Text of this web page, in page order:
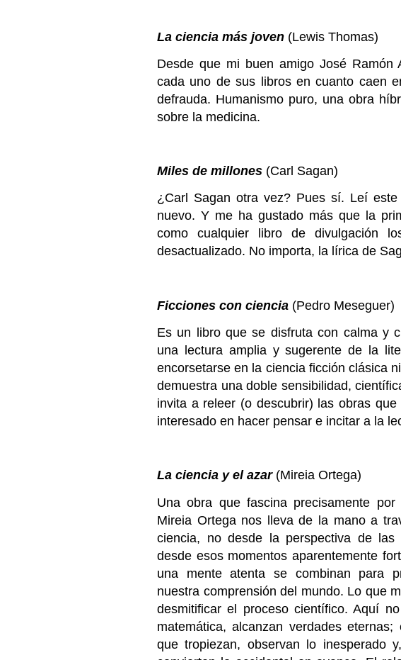
La ciencia más joven (Lewis Thomas)
Desde que mi buen amigo José
cada uno de sus libros en cuanto caen
defrauda. Humanismo puro, una obra
sobre la medicina.
Miles de millones (Carl Sagan)
¿Carl Sagan otra vez? Pues sí. Leí
nuevo. Y me ha gustado más que la
como cualquier libro de divulgación
desactualizado. No importa, la lírica de
Ficciones con ciencia (Pedro Meseguer)
Es un libro que se disfruta con calma y
una lectura amplia y sugerente de la
encorsetarse en la ciencia ficción clásica
demuestra una doble sensibilidad,
invita a releer (o descubrir) las obras
interesado en hacer pensar e incitar a la
La ciencia y el azar(Mireia Ortega)
Una obra que fascina precisamente
Mireia Ortega nos lleva de la mano a
ciencia, no desde la perspectiva de las
desde esos momentos aparentemente
una mente atenta se combinan para
nuestra comprensión del mundo. Lo que
desmitificar el proceso científico. Aquí
matemática, alcanzan verdades
que tropiezan, observan lo inesperado